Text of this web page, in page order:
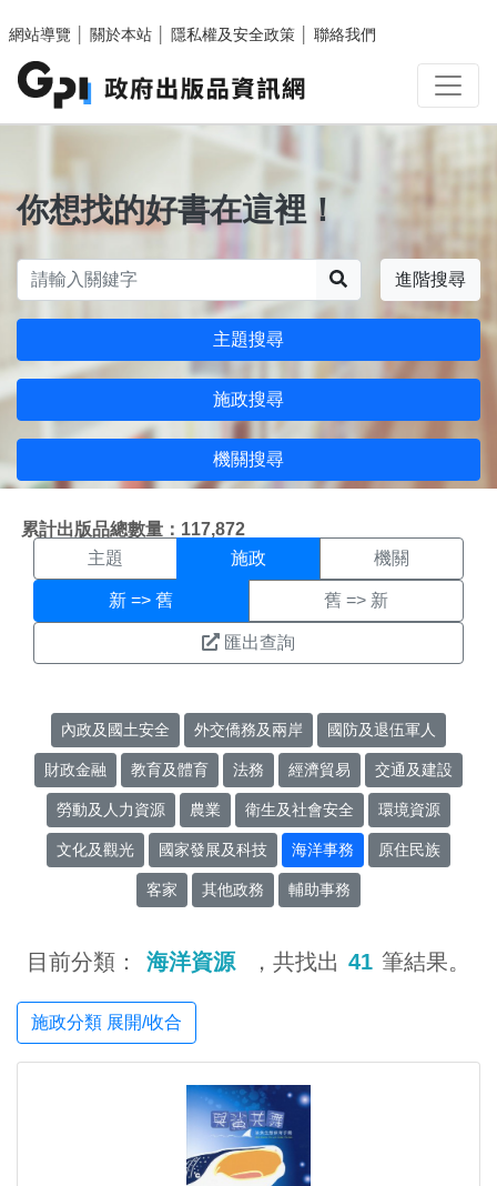
網站導覽
關於本站 隱私權及安全政策 聯絡我們
你想找的好書在這裡！
進階搜尋
主題搜尋
施政搜尋
機關搜尋
累計出版品總數量：117,872
施政搜尋結果頁面
主題 施政 機關
新 => 舊 舊 => 新
匯出查詢
內政及國土安全 外交僑務及兩岸 國防及退伍軍人
財政金融 教育及體育 法務 經濟貿易 交通及建設
勞動及人力資源 農業 衛生及社會安全 環境資源
文化及觀光 國家發展及科技 海洋事務 原住民族
客家 其他政務 輔助事務
目前分類： 海洋資源 ，共找出 41 筆結果。
施政分類 展開/收合